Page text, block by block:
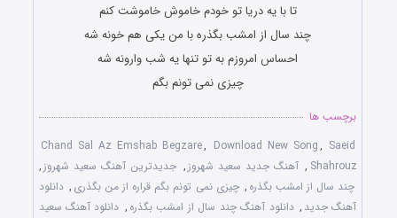
تا با یه دریا تو خودم خاموش خاموشت کنم
چند سال از امشب بگذره با من یکی هم خونه شه
احساس امروزم به تو تنها یه شب وارونه شه
چیزی نمی تونم بگم
برچسب ها
Chand Sal Az Emshab Begzare, Download New Song, Saeid
Shahrouz
, آهنگ جدید سعید شهروز , جدیدترین آهنگ سعید شهروز ,
چند سال از امشب بگذره , چیزی نمی تونم بگم قراره از من بگذری , دانلود
آهنگ جدید , دانلود آهنگ چند سال از امشب بگذره , دانلود آهنگ سعید